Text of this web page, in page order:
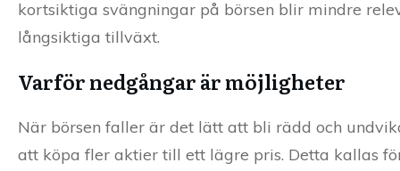
kortsiktiga svängningar på börsen blir mindre
långsiktiga tillväxt.
Varför nedgångar är möjligheter
När börsen faller är det lätt att bli rädd och
att köpa fler aktier till ett lägre pris. Detta kallas